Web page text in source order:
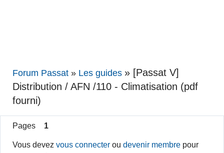
Forum Passat » Les guides » [Passat V]
Distribution / AFN /110 - Climatisation (pdf
fourni)
Pages 1
Vous devezvous connecter oudevenir membre pour